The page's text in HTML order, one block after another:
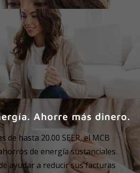
Ahorre más dinero.
de hasta 20.00 SEER, el MCB
de energía sustanciales.
ayudar a reducir sus facturas